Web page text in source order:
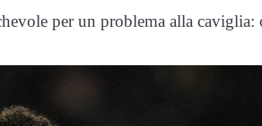
per un problema alla